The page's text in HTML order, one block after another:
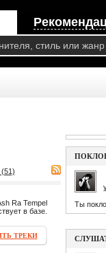
Ra Tempel
в базе.
ТРЕКИ
Ты